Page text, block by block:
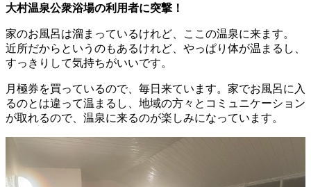
大村温泉公衆浴場の利用者に突撃！
家のお風呂は溜まっているけれど、ここの温泉に来ます。
近所だからというのもあるけれど、やっぱり体が温まるし、
すっきりして気持ちがいいです。
月極券を買っているので、毎日来ています。家でお風呂に入
るのとは違って温まるし、地域の方々とコミュニケーション
が取れるので、温泉に来るのが楽しみになっています。